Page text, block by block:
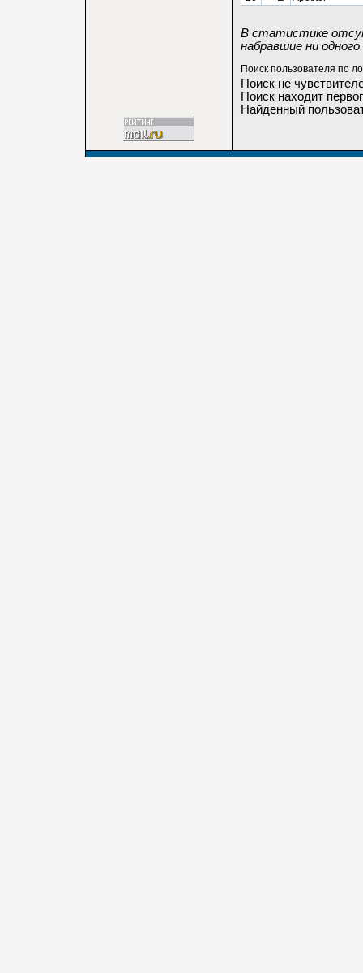
В статистике
набравшие ни одного
Поиск пользователя по
Поиск не
Поиск находит
Найденный